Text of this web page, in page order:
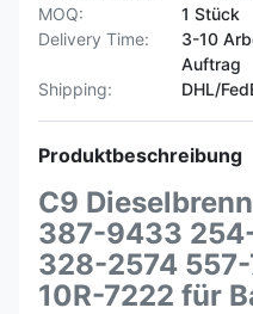
MOQ:
1 Stück
Delivery Time:
3-10
Auftrag
Shipping:
DHL/
Produktbeschreibung
C9
387-9433
328-2574
10R-7222 für